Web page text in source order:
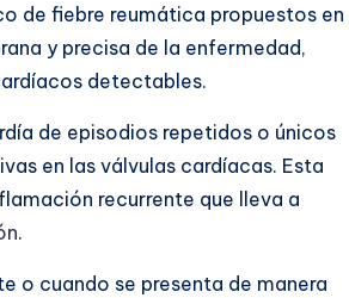
de fiebre reumática propuestos en
y precisa de la enfermedad,
detectables.
de episodios repetidos o únicos
en las válvulas cardíacas. Esta
recurrente que lleva a
.
o cuando se presenta de manera